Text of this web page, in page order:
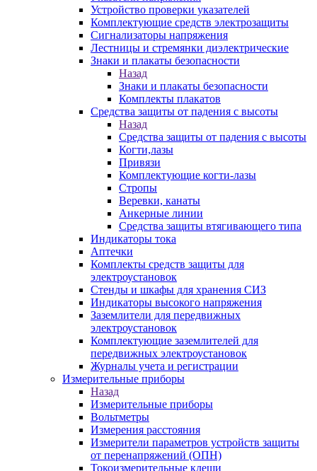
Устройство проверки указателей
Комплектующие средств электрозащиты
Сигнализаторы напряжения
Лестницы и стремянки диэлектрические
Знаки и плакаты безопасности
Назад
Знаки и плакаты безопасности
Комплекты плакатов
Средства защиты от падения с высоты
Назад
Средства защиты от падения с высоты
Когти,лазы
Привязи
Комплектующие когти-лазы
Стропы
Веревки, канаты
Анкерные линии
Средства защиты втягивающего типа
Индикаторы тока
Аптечки
Комплекты средств защиты для
электроустановок
Стенды и шкафы для хранения СИЗ
Индикаторы высокого напряжения
Заземлители для передвижных
электроустановок
Комплектующие заземлителей для
передвижных электроустановок
Журналы учета и регистрации
Измерительные приборы
Назад
Измерительные приборы
Вольтметры
Измерения расстояния
Измерители параметров устройств защиты
от перенапряжений (ОПН)
Токоизмерительные клещи